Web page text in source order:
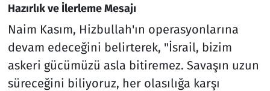
Hazırlık ve İlerleme Mesajı
Naim Kasım, Hizbullah'ın operasyonlarına
devam edeceğini belirterek, "İsrail, bizim
askeri gücümüzü asla bitiremez. Savaşın uzun
süreceğini biliyoruz, her olasılığa karşı